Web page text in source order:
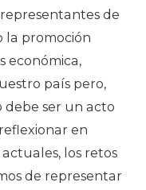
de
la promoción
económica,
país pero,
debe ser un acto
en
los retos
de representar